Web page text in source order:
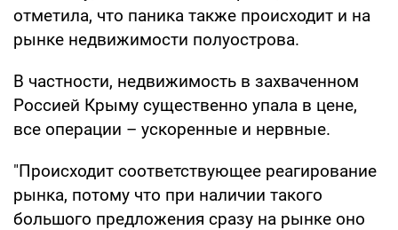
отметила, что паника также происходит и на
рынке недвижимости полуострова.
В частности, недвижимость в захваченном
Россией Крыму существенно упала в цене,
все операции – ускоренные и нервные.
"Происходит соответствующее реагирование
рынка, потому что при наличии такого
большого предложения сразу на рынке оно